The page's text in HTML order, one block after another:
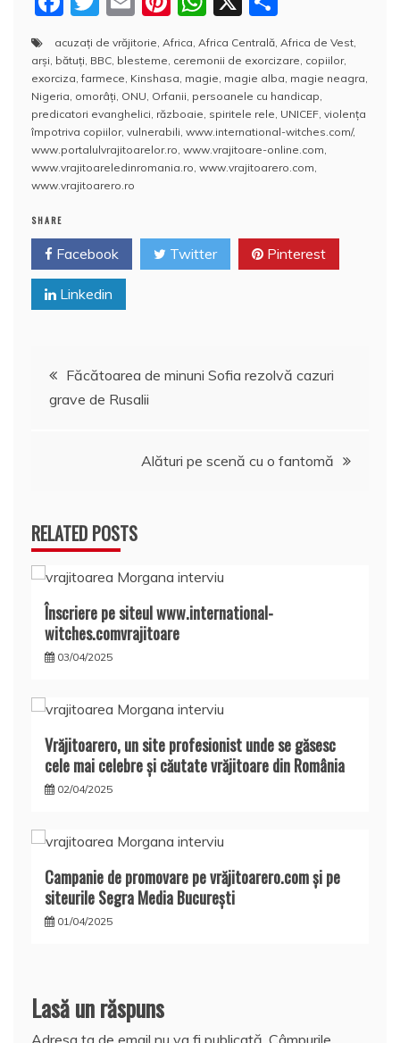
c
e
b
o
o
k
w
itt
er
m
ai
l
nt
er
e
st
h
at
s
A
p
p
a
rt
aj
e
a
z
acuzaţi de vrăjitorie, Africa, Africa Centrală, Africa de Vest,
arşi, bătuţi, BBC, blesteme, ceremonii de exorcizare, copiilor,
exorciza,farmece, Kinshasa, magie, magie alba, magie neagra,
Nigeria, omorâţi, ONU, Orfanii, persoanele cu handicap,
predicatori evanghelici, războaie, spiritele rele, UNICEF, violenţa
împotriva copiilor, vulnerabili, www.international-witches.com/,
www.portalulvrajitoarelor.ro, www.vrajitoare-online.com,
www.vrajitoareledinromania.ro, www.vrajitoarero.com,
www.vrajitoarero.ro
SHARE
Facebook Twitter Pinterest
Linkedin
Navigare
Făcătoarea de minuni Sofia rezolvă cazuri
grave de Rusalii
Alături pe scenă cu o fantomă
RELATED POSTS
Înscriere pe siteul www.international-
witches.comvrajitoare
03/04/2025
Vrăjitoarero, un site profesionist unde se găsesc
cele mai celebre și căutate vrăjitoare din România
02/04/2025
Campanie de promovare pe vrăjitoarero.com și pe
siteurile Segra Media București
01/04/2025
Lasă un răspuns